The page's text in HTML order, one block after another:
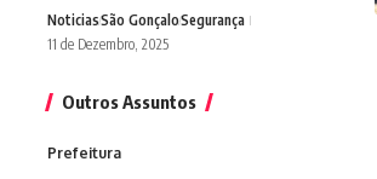
NoticiasSão GonçaloSegurança
11 de Dezembro, 2025
Outros Assuntos
Prefeitura